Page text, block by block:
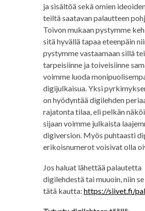
ja sisältöä sekä omien
teiltä saatavan palautteen
Toivon mukaan pystymme
sitä hyvällä tapaa eteenpäin
pystymme vastaamaan sillä
tarpeisiinne ja toiveisiinne
voimme luoda
digijulkaisua. Yksi
on hyödyntää digilehden
rajatonta tilaa, eli pelkän
sijaan voimme julkaista
digiversion. Myös puhtaasti
erikoisnumerot voisivat olla
Jos haluat lähettää palautetta
digilehdestä tai muuoin, niin
tätä kautta: https://siivet.fi/